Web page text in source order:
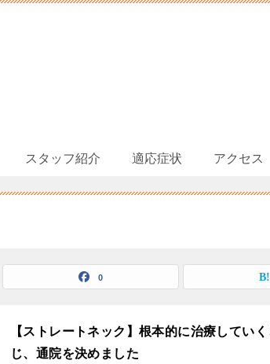
スタッフ紹介 適応症状 アクセス
0
【ストレートネック】根本的に治療してい
じ、通院を決めました